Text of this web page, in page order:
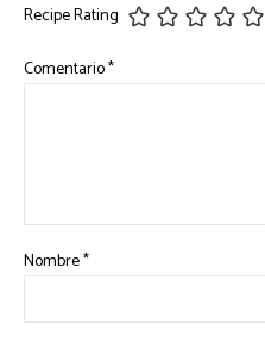
Recipe Rating
Comentario*
Nombre*